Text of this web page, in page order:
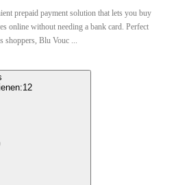
prepaid payment solution that lets you buy
online without needing a bank card. Perfect
shoppers, Blu Vouc ...
12